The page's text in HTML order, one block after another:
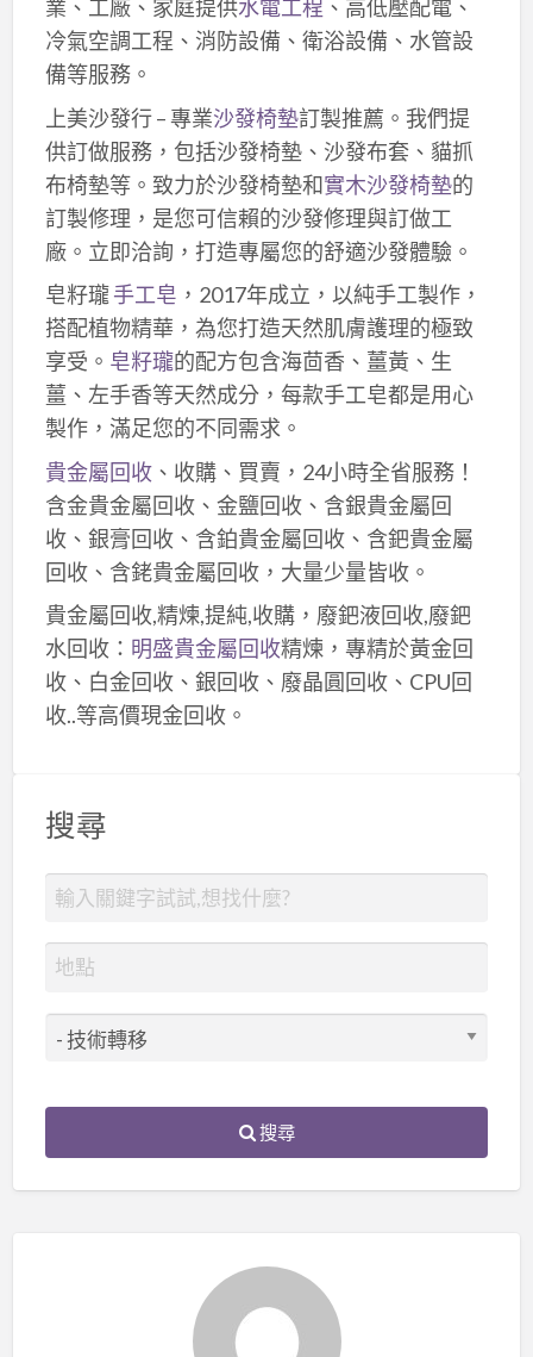
業、工廠、家庭提供水電工程 、高低壓配電、
冷氣空調工程、消防設備、衛浴設備、水管設
備等服務。
上美沙發行 – 專業沙發椅墊訂製推薦。我們提
供訂做服務，包括沙發椅墊、沙發布套、貓抓
布椅墊等。致力於沙發椅墊和實木沙發椅墊的
訂製修理，是您可信賴的沙發修理與訂做工
廠。立即洽詢，打造專屬您的舒適沙發體驗。
皂籽瓏手工皂 ，2017年成立，以純手工製作，
搭配植物精華，為您打造天然肌膚護理的極致
享受。 皂籽瓏的配方包含海茴香、薑黃、生
薑、左手香等天然成分，每款手工皂都是用心
製作，滿足您的不同需求。
貴金屬回收、收購、買賣，24小時全省服務！
含金貴金屬回收、金鹽回收、含銀貴金屬回
收、銀膏回收、含鉑貴金屬回收、含鈀貴金屬
回收、含銠貴金屬回收，大量少量皆收。
貴金屬回收,精煉,提純,收購，廢鈀液回收,廢鈀
水回收： 明盛貴金屬回收精煉，專精於黃金回
收、白金回收、銀回收、廢晶圓回收、CPU回
收..等高價現金回收。
搜尋
搜尋